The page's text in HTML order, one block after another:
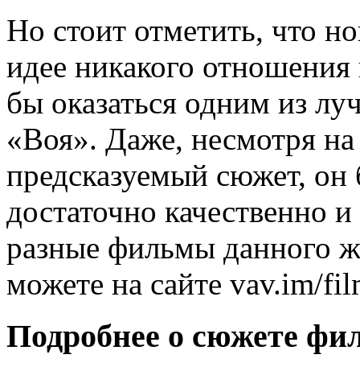
Но стоит отметить, что
идее никакого
бы оказаться одним из
«Воя». Даже, несмотря
предсказуемый сюжет, он
достаточно качественно
разные фильмы данного
можете на сайте vav.im/
Подробнее о сюжете